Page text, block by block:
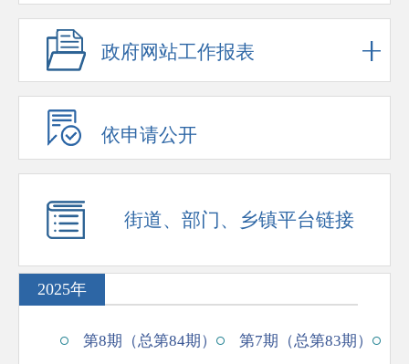
政府网站工作报表
依申请公开
街道、部门、乡镇平台链接
2025年
第8期（总第84期） 第7期（总第83期）